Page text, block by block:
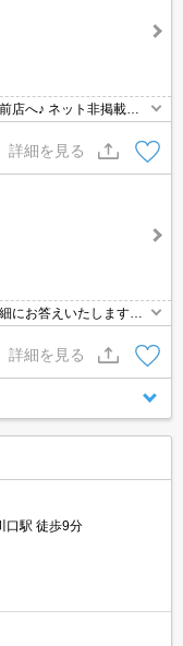
店へ♪ ネット非掲載物
初期安物件】【クレジ
料無料 『ご来店初めて
詳細を見る
にお答えいたします。
詳細を見る
口駅 徒歩9分